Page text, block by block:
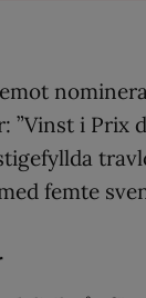
i Prix
femte